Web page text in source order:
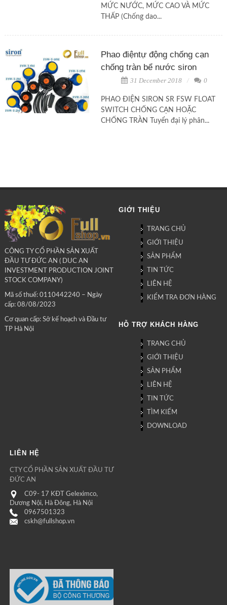
MỨC NƯỚC, MỨC CAO VÀ MỨC
THẤP (Chống dao...
Phao điệntự động chống cạn
chống tràn bể nước siron
31 December 2018 0
PHAO ĐIỆN SIRON SR FSW FLOAT
SWITCH CHỐNG CẠN HOẶC
CHỐNG TRÀN Tuyển đại lý phân...
CÔNG TY CỔ PHẦN SẢN XUẤT
ĐẦU TƯ ĐỨC AN ( DUC AN
INVESTMENT PRODUCTION JOINT
STOCK COMPANY)
Mã số thuế: 0110442240 – Ngày
cấp: 08/08/2023
Cơ quan cấp: Sở kế hoạch và Đầu tư
TP Hà Nội
GIỚI THIỆU
TRANG CHỦ
GIỚI THIỆU
SẢN PHẨM
TIN TỨC
LIÊN HỆ
KIỂM TRA ĐƠN HÀNG
HỖ TRỢ KHÁCH HÀNG
TRANG CHỦ
GIỚI THIỆU
SẢN PHẨM
LIÊN HỆ
TIN TỨC
TÌM KIẾM
DOWNLOAD
LIÊN HỆ
CTY CỔ PHẦN SẢN XUẤT ĐẦU TƯ
ĐỨC AN
C09- 17 KĐT Geleximco,
Dương Nội, Hà Đông, Hà Nội
0967501323
cskh@fullshop.vn